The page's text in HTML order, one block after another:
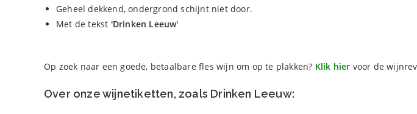
Geheel dekkend, ondergrond schijnt niet door.
Met de tekst 'Drinken Leeuw'
Op zoek naar een goede, betaalbare fles wijn om op te plakken? Klik hier voor de
Over onze wijnetiketten, zoals Drinken Leeuw: